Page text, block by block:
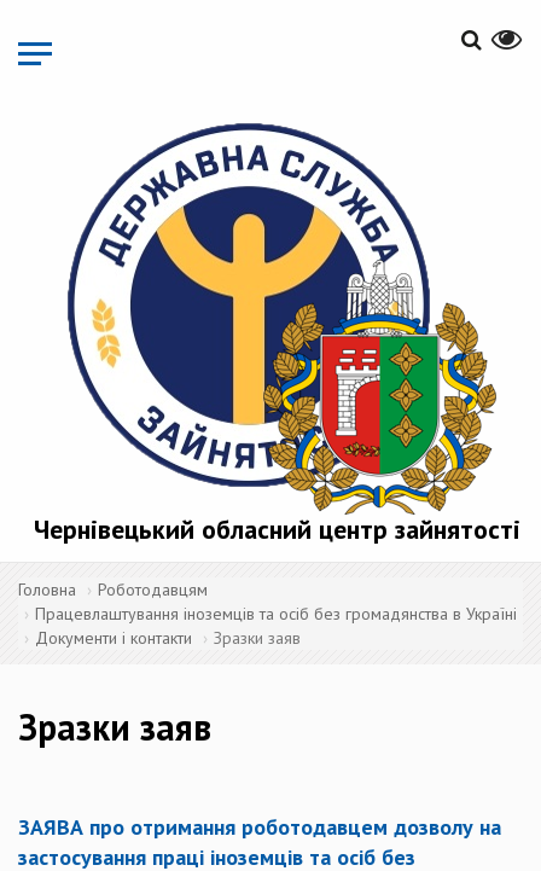
основного
матеріалу
Чернівецький обласний центр зайнятості
Головна
Роботодавцям
Працевлаштування іноземців та осіб без громадянства в Україні
Документи і контакти
Зразки заяв
Зразки заяв
ЗАЯВА про отримання роботодавцем дозволу на
застосування праці іноземців та осіб без